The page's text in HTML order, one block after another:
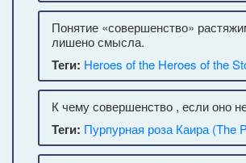
Понятие «совершенство»
лишено смысла.
Теги: Heroes of the Heroes of the
К чему совершенство , если оно
Теги: Пурпурная роза Каира (The